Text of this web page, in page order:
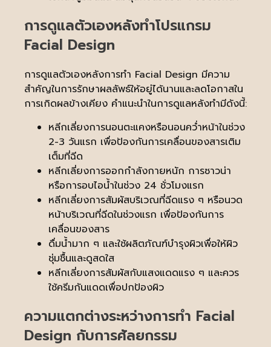
การดูแลตัวเองหลังทำโปรแกรม
Facial Design
การดูแลตัวเองหลังการทำ Facial Design มีความ
สำคัญในการรักษาผลลัพธ์ให้อยู่ได้นานและลดโอกาสใน
การเกิดผลข้างเคียง คำแนะนำในการดูแลหลังทำมีดังนี้:
หลีกเลี่ยงการนอนตะแคงหรือนอนคว่ำหน้าในช่วง
2-3 วันแรก เพื่อป้องกันการเคลื่อนของสารเติม
เต็มที่ฉีด
หลีกเลี่ยงการออกกำลังกายหนัก การซาวน่า
หรือการอบไอน้ำในช่วง 24 ชั่วโมงแรก
หลีกเลี่ยงการสัมผัสบริเวณที่ฉีดแรง ๆ หรือนวด
หน้าบริเวณที่ฉีดในช่วงแรก เพื่อป้องกันการ
เคลื่อนของสาร
ดื่มน้ำมาก ๆ และใช้ผลิตภัณฑ์บำรุงผิวเพื่อให้ผิว
ชุ่มชื้นและดูสดใส
หลีกเลี่ยงการสัมผัสกับแสงแดดแรง ๆ และควร
ใช้ครีมกันแดดเพื่อปกป้องผิว
ความแตกต่างระหว่างการทำ Facial
Design กับการศัลยกรรม